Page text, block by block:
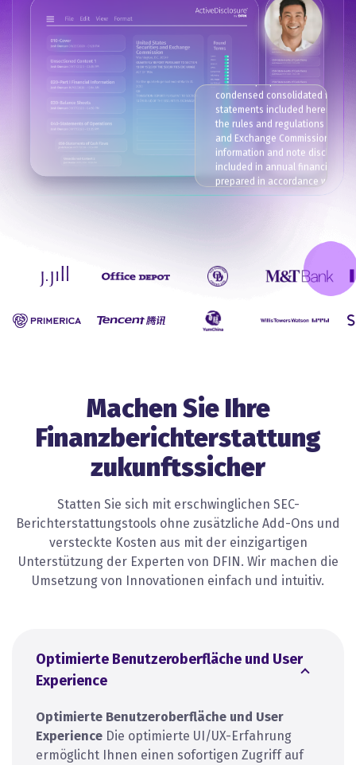
We have prepared our
condensed consolidated
statements included herein
the rules and regulations of the
and Exchange Commission.
information and note
included in annual financial
prepared in accordance with
principles generally accepted in
the disclosures made are
make the information not
our opinion, the unaudited
condensed consolidated
statements contain all
Machen Sie Ihre
Finanzberichterstattung
zukunftssicher
Statten Sie sich mit erschwinglichen SEC-
Berichterstattungstools ohne zusätzliche Add-Ons und
versteckte Kosten aus mit der einzigartigen
Unterstützung der Experten von DFIN. Wir machen die
Umsetzung von Innovationen einfach und intuitiv.
Optimierte Benutzeroberfläche und User
Experience
Optimierte Benutzeroberfläche und User
Experience Die optimierte UI/UX-Erfahrung
ermöglicht Ihnen einen sofortigen Zugriff auf